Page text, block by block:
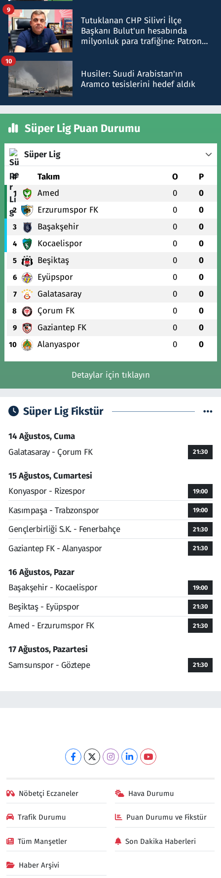
Tutuklanan CHP Silivri İlçe
Başkanı Bulut'un hesabında
milyonluk para trafiğine: Patron
9
Husiler: Suudi Arabistan'ın
Aramco tesislerini hedef aldık
10
Süper Lig Puan Durumu
Süper Lig
# Takım O P
1 Amed 0 0
2 Erzurumspor FK 0 0
3 Başakşehir 0 0
4 Kocaelispor 0 0
5 Beşiktaş 0 0
6 Eyüpspor 0 0
7 Galatasaray 0 0
8 Çorum FK 0 0
9 Gaziantep FK 0 0
10 Alanyaspor 0 0
Detaylar için tıklayın
Süper Lig Fikstür
14 Ağustos, Cuma
Galatasaray - Çorum FK
21:30
15 Ağustos, Cumartesi
Konyaspor - Rizespor
19:00
Kasımpaşa - Trabzonspor 19:00
Gençlerbirliği S.K. - Fenerbahçe 21:30
Gaziantep FK - Alanyaspor 21:30
16 Ağustos, Pazar
Başakşehir - Kocaelispor
19:00
Beşiktaş - Eyüpspor 21:30
Amed - Erzurumspor FK 21:30
17 Ağustos, Pazartesi
Samsunspor - Göztepe
21:30
Nöbetçi Eczaneler Hava Durumu
Trafik Durumu Puan Durumu ve Fikstür
Tüm Manşetler Son Dakika Haberleri
Haber Arşivi